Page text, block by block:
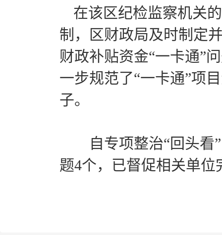
在该区纪检监察机关
制，区财政局及时制定
财政补贴资金“一卡通”
一步规范了“一卡通”项
子。
自专项整治“回头看”
题4个，已督促相关单